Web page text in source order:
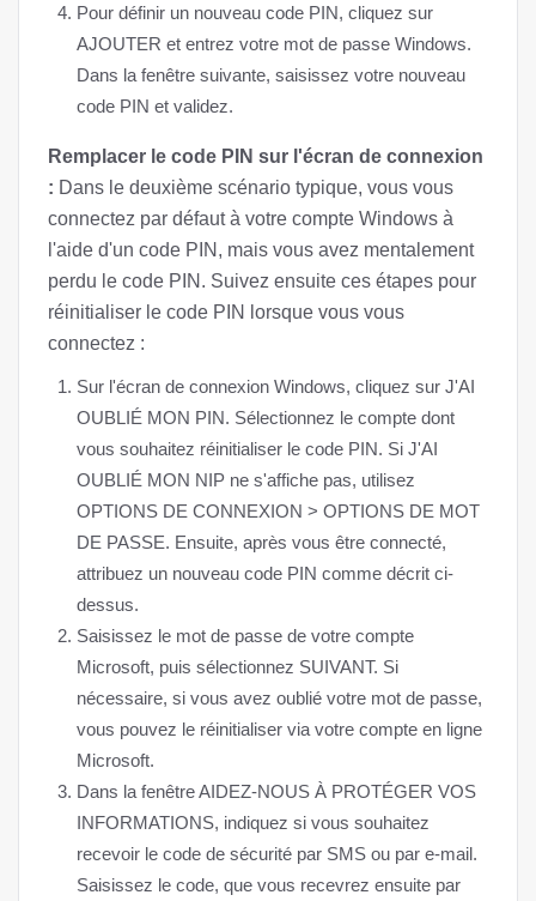
Pour définir un nouveau code PIN, cliquez sur
AJOUTER et entrez votre mot de passe Windows.
Dans la fenêtre suivante, saisissez votre nouveau
code PIN et validez.
Remplacer le code PIN sur l'écran de connexion
: Dans le deuxième scénario typique, vous vous
connectez par défaut à votre compte Windows à
l'aide d'un code PIN, mais vous avez mentalement
perdu le code PIN. Suivez ensuite ces étapes pour
réinitialiser le code PIN lorsque vous vous
connectez :
Sur l'écran de connexion Windows, cliquez sur J'AI
OUBLIÉ MON PIN. Sélectionnez le compte dont
vous souhaitez réinitialiser le code PIN. Si J'AI
OUBLIÉ MON NIP ne s'affiche pas, utilisez
OPTIONS DE CONNEXION > OPTIONS DE MOT
DE PASSE. Ensuite, après vous être connecté,
attribuez un nouveau code PIN comme décrit ci-
dessus.
Saisissez le mot de passe de votre compte
Microsoft, puis sélectionnez SUIVANT. Si
nécessaire, si vous avez oublié votre mot de passe,
vous pouvez le réinitialiser via votre compte en ligne
Microsoft.
Dans la fenêtre AIDEZ-NOUS À PROTÉGER VOS
INFORMATIONS, indiquez si vous souhaitez
recevoir le code de sécurité par SMS ou par e-mail.
Saisissez le code, que vous recevrez ensuite par